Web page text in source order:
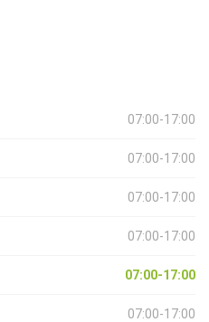
07:00-17:00
07:00-17:00
07:00-17:00
07:00-17:00
07:00-17:00
07:00-17:00